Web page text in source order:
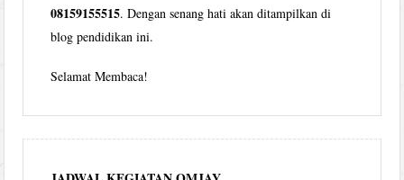
08159155515. Dengan senang hati akan ditampilkan di
blog pendidikan ini.
Selamat Membaca!